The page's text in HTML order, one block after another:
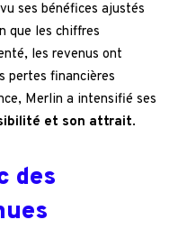
ses bénéfices ajustés
que les chiffres
les revenus ont
pertes financières
Merlin a intensifié ses
et son attrait.
des